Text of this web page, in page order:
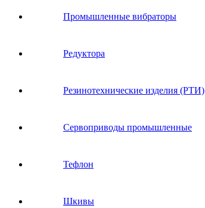
Промышленные вибраторы
Редуктора
Резинотехнические изделия (РТИ)
Сервоприводы промышленные
Тефлон
Шкивы